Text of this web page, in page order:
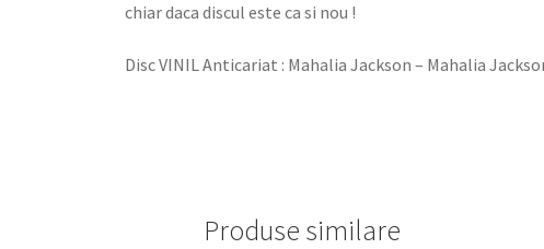
chiar daca discul este ca si nou !
Disc VINIL Anticariat : Mahalia Jackson – Mahalia
Produse similare